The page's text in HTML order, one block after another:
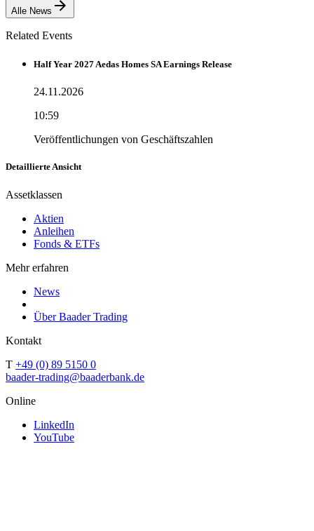
Alle News
Related Events
Half Year 2027 Aedas Homes SA Earnings Release
24.11.2026
10:59
Veröffentlichungen von Geschäftszahlen
Detaillierte Ansicht
Assetklassen
Aktien
Anleihen
Fonds & ETFs
Mehr erfahren
News
Über Baader Trading
Kontakt
T +49 (0) 89 5150 0
baader-trading@baaderbank.de
Online
LinkedIn
YouTube